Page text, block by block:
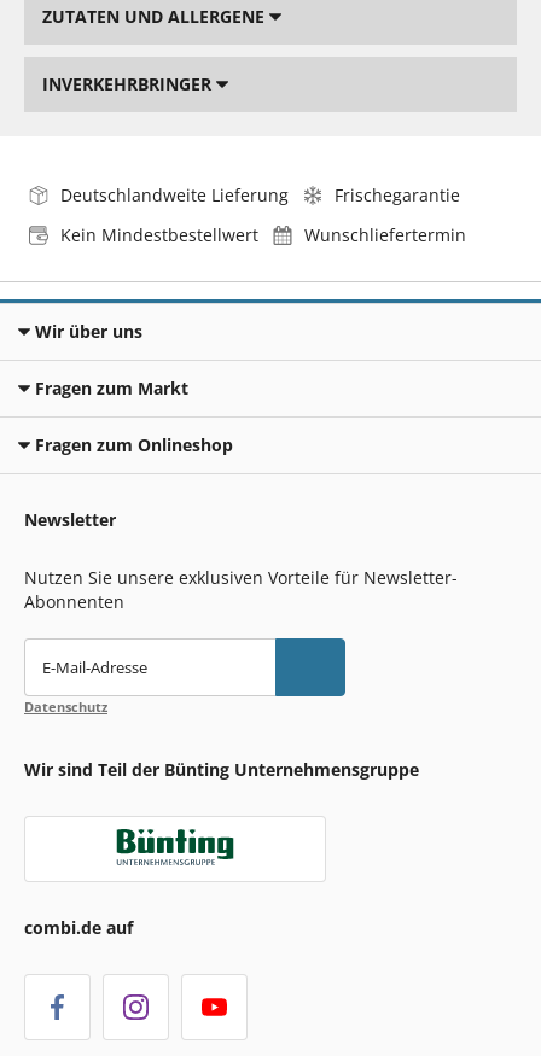
ZUTATEN UND ALLERGENE
INVERKEHRBRINGER
Deutschlandweite Lieferung
Frischegarantie
Kein Mindestbestellwert
Wunschliefertermin
Wir über uns
Fragen zum Markt
Fragen zum Onlineshop
Newsletter
Nutzen Sie unsere exklusiven Vorteile für Newsletter-
Abonnenten
E-Mail-Adresse
Datenschutz
Wir sind Teil der Bünting Unternehmensgruppe
combi.de auf